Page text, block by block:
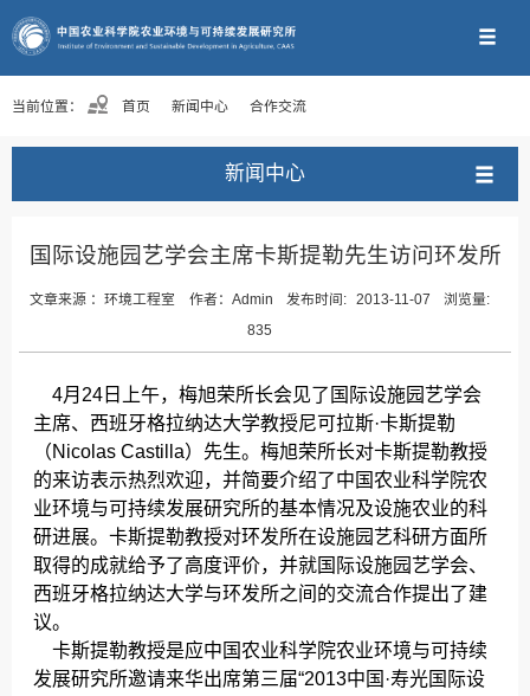
当前位置： 首页 新闻中心 合作交流
新闻中心
国际设施园艺学会主席卡斯提勒先生访问环发所
文章来源 ：环境工程室 作者： Admin 发布时间: 2013-11-07
浏览量:
835
4月24日上午，梅旭荣所长会见了国际设施园艺学会
主席、西班牙格拉纳达大学教授尼可拉斯·卡斯提勒
（Nicolas Castilla）先生。梅旭荣所长对卡斯提勒教授
的来访表示热烈欢迎，并简要介绍了中国农业科学院农
业环境与可持续发展研究所的基本情况及设施农业的科
研进展。卡斯提勒教授对环发所在设施园艺科研方面所
取得的成就给予了高度评价，并就国际设施园艺学会、
西班牙格拉纳达大学与环发所之间的交流合作提出了建
议。
卡斯提勒教授是应中国农业科学院农业环境与可持续
发展研究所邀请来华出席第三届“2013中国·寿光国际设